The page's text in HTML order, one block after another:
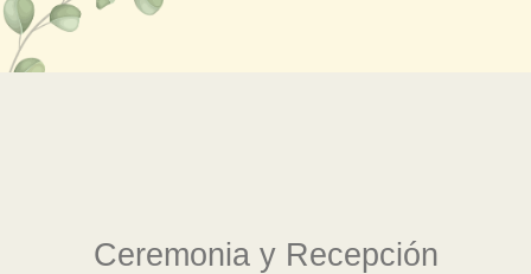
Ceremonia y Recepción